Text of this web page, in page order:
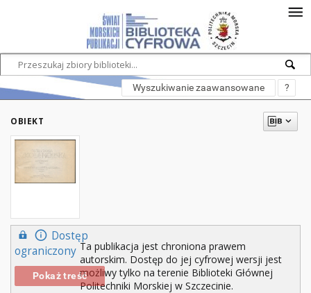
Wyszukiwanie zaawansowane ?
OBIEKT
Dostęp
ograniczony
Pokaż treść
Ta publikacja jest chroniona prawem
autorskim. Dostęp do jej cyfrowej wersji jest
możliwy tylko na terenie Biblioteki Głównej
Politechniki Morskiej w Szczecinie.